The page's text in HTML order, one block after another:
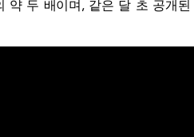
두 배이며, 같은 달 초 공개